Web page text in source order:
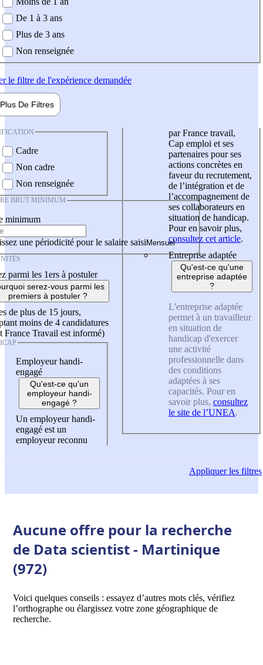
De 1 à 3 ans
Plus de 3 ans
Non renseignée
le filtre de l'expérience demandée
Plus De Filtres
Cadre
Non cadre
Non renseignée
BRUT MINIMUM
minimum
une périodicité pour le salaire saisi
parmi les 1ers à postuler
serez-vous parmi les
premiers à postuler ?
de plus de 15 jours,
moins de 4 candidatures
France Travail est informé)
Employeur handi-
engagé
Qu'est-ce qu'un
employeur handi-
engagé ?
Un employeur handi-
engagé est un
employeur reconnu
par France travail,
Cap emploi et ses
partenaires pour ses
actions concrètes en
faveur du recrutement,
de l’intégration et de
l’accompagnement de
ses collaborateurs en
situation de handicap.
Pour en savoir plus,
consultez cet article.
Entreprise adaptée
Qu'est-ce qu'une
entreprise adaptée
?
L'entreprise adaptée
permet à un travailleur
en situation de
handicap d'exercer
une activité
professionnelle dans
des conditions
adaptées à ses
capacités. Pour en
savoir plus, consultez
le site de l’UNEA.
Appliquerles filtres
Aucune offre pour la recherche
de Data scientist - Martinique
(972)
Voici quelques conseils : essayez d’autres mots clés, vérifiez
l’orthographe ou élargissez votre zone géographique de
recherche.